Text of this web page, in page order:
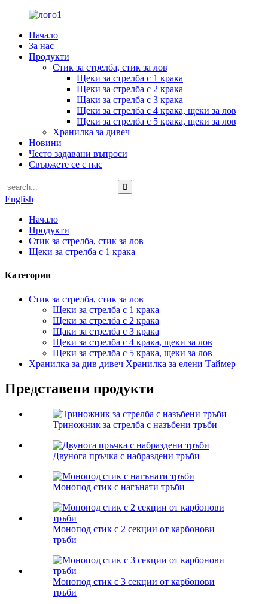
Начало
За нас
Продукти
Стик за стрелба, стик за лов
Щеки за стрелба с 1 крака
Щеки за стрелба с 2 крака
Щаки за стрелба с 3 крака
Щеки за стрелба с 4 крака, щеки за лов
Щеки за стрелба с 5 крака, щеки за лов
Хранилка за дивеч
Новини
Често задавани въпроси
Свържете се с нас
English
Начало
Продукти
Стик за стрелба, стик за лов
Щеки за стрелба с 1 крака
Категории
Стик за стрелба, стик за лов
Щеки за стрелба с 1 крака
Щеки за стрелба с 2 крака
Щаки за стрелба с 3 крака
Щеки за стрелба с 4 крака, щеки за лов
Щеки за стрелба с 5 крака, щеки за лов
Хранилка за див дивеч Хранилка за елени Таймер
Представени продукти
Триножник за стрелба с назъбени тръби
Двунога пръчка с набраздени тръби
Монопод стик с нагънати тръби
Монопод стик с 2 секции от карбонови
тръби
Монопод стик с 3 секции от карбонови
тръби